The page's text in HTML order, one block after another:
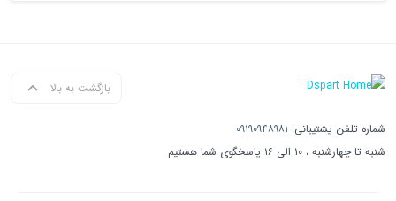
بازگشت به بالا
شماره تلفن پشتیبانی: ۰۹۱۹۰۹۴۸۹۸۱
شنبه تا چهارشنبه ، ۱۰ الی ۱۶ پاسخگوی شما هستیم